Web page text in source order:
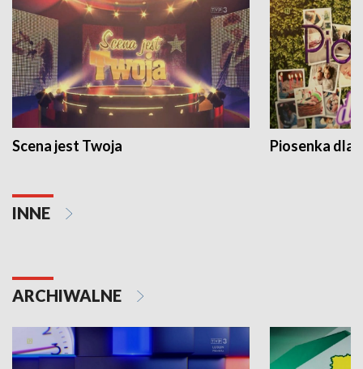
Scena jest Twoja Piosenka dla
INNE
ARCHIWALNE